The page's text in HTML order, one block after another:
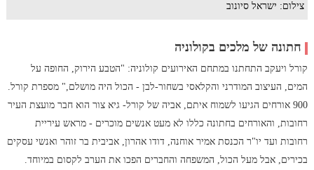
צילום: ישראל סיונוב
חתונה של מלכים בקולוניה
קורל ויעקב התחתנו במתחם האירועים קולוניה: "הטבע הירוק, החופה על
המים, העיצוב המודרני והקלאסי בשחור-לבן - הכול היה מושלם," מספרת קורל.
900 אורחים הגיעו לשמוח איתם, אביה של קורל- גיא צור הוא חבר מועצת העיר
רחובות, והאורחים בחתונה כללו לא מעט אנשים מוכרים - מראש עיריית
רחובות ועד יו"ר הכנסת אמיר אוחנה, דודו אהרון, אביבית בר זוהר ואנשי עסקים
בכירים, אבל מעל הכול, המשפחה והחברים הפכו את הערב לקסום במיוחד.